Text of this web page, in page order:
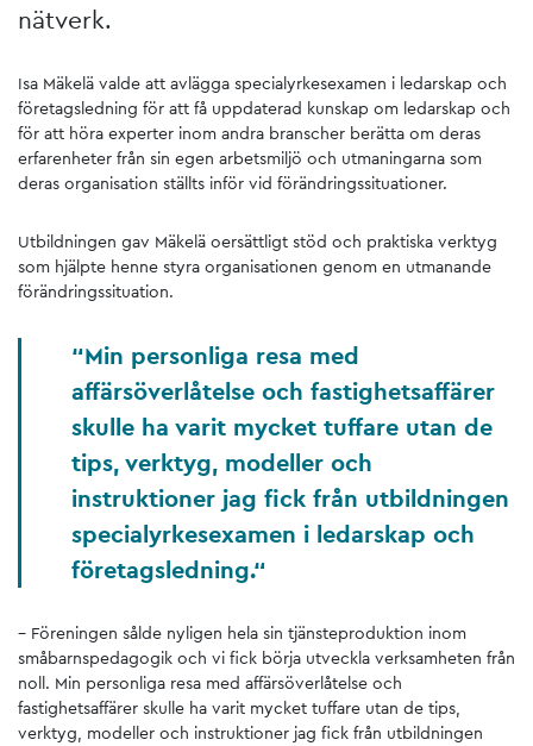
nätverk.
Isa Mäkelä valde att avlägga specialyrkesexamen i ledarskap och
företagsledning för att få uppdaterad kunskap om ledarskap och
för att höra experter inom andra branscher berätta om deras
erfarenheter från sin egen arbetsmiljö och utmaningarna som
deras organisation ställts inför vid förändringssituationer.
Utbildningen gav Mäkelä oersättligt stöd och praktiska verktyg
som hjälpte henne styra organisationen genom en utmanande
förändringssituation.
Min personliga resa med
affärsöverlåtelse och fastighetsaffärer
skulle ha varit mycket tuffare utan de
tips, verktyg, modeller och
instruktioner jag fick från utbildningen
specialyrkesexamen i ledarskap och
företagsledning.
– Föreningen sålde nyligen hela sin tjänsteproduktion inom
småbarnspedagogik och vi fick börja utveckla verksamheten från
noll. Min personliga resa med affärsöverlåtelse och
fastighetsaffärer skulle ha varit mycket tuffare utan de tips,
verktyg, modeller och instruktioner jag fick från utbildningen